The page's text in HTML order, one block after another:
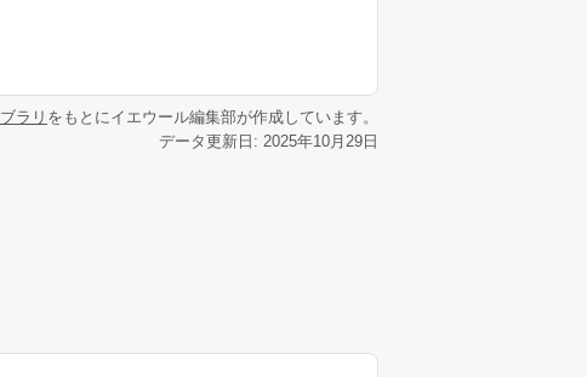
ラリ をもとにイエウール編集部が作成しています。
データ更新日: 2025年10月29日